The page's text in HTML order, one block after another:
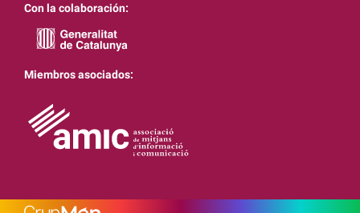
Con la colaboración:
Miembros asociados: